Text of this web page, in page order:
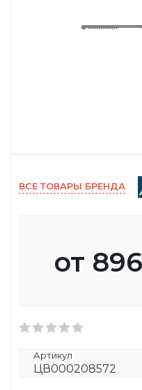
ВСЕ ТОВАРЫ БРЕНДА
от 896
Артикул
ЦВ000208572